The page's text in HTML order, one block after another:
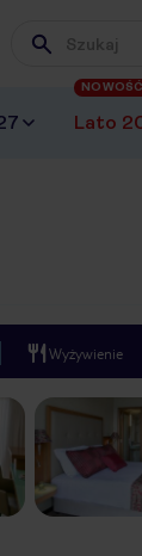
Wpisz frazę,
Lato
NOWOŚĆ
Wyżywienie
miły hotel położony w